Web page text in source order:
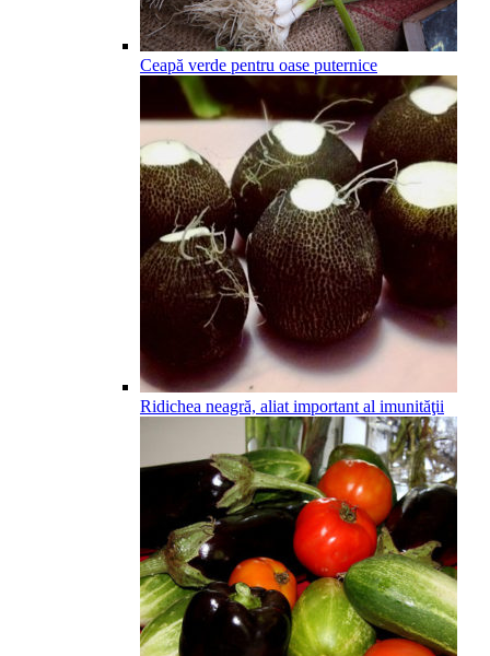
Ceapă verde pentru oase puternice
Ridichea neagră, aliat important al imunităţii